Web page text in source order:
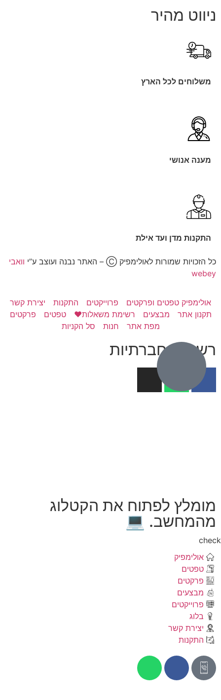
רשתות חברתיות
ניווט מהיר
משלוחים לכל הארץ
מענה אנושי
התקנות מדן ועד אילת
כל הזכויות שמורות לאולימפיק Ⓒ – האתר נבנה ועוצב ע”י
וואבי
webey
אולימפיק טפטים ופרקטים פרוייקטים התקנות
יצירת קשר
תקנון אתר
מבצעים רשימת משאלות❤️ טפטים
פרקטים
מפת אתר
חנות סל הקניות
מומלץ לפתוח את הקטלוג
מהמחשב. 💻
אולימפיק
טפטים
פרקטים
מבצעים
פרוייקטים
בלוג
יצירת קשר
התקנות